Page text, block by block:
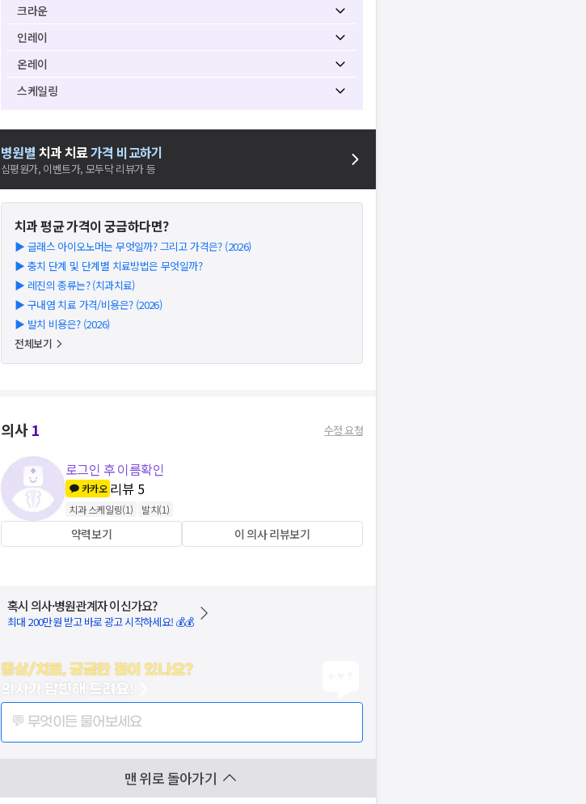
크라운
인레이
온레이
스케일링
병원별 치과치료가격 비교하기
심평원가, 이벤트가, 모두닥 리뷰가 등
치과평균 가격이 궁금하다면?
▶ 글래스 아이오노머는 무엇일까? 그리고 가격은? (2026)
▶ 충치 단계 및 단계별 치료방법은 무엇일까?
▶ 레진의 종류는? (치과치료)
▶ 구내염 치료 가격/비용은? (2026)
▶ 발치 비용은? (2026)
전체보기
의사1 수정 요청
로그인 후 이름확인
카카오 리뷰 5
치과 스케일링(1) 발치(1)
약력보기 이 의사 리뷰보기
혹시 의사·병원관계자 이신가요?
최대 200만원 받고 바로 광고 시작하세요! 💰💰
증상/치료, 궁금한 점이 있나요?
의사가 답변해 드려요!
💬 무엇이든 물어보세요
맨 위로 돌아가기